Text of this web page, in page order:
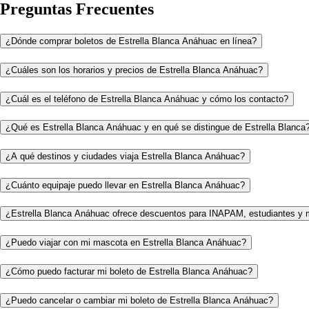
Preguntas Frecuentes
¿Dónde comprar boletos de Estrella Blanca Anáhuac en línea?
¿Cuáles son los horarios y precios de Estrella Blanca Anáhuac?
¿Cuál es el teléfono de Estrella Blanca Anáhuac y cómo los contacto?
¿Qué es Estrella Blanca Anáhuac y en qué se distingue de Estrella
¿A qué destinos y ciudades viaja Estrella Blanca Anáhuac?
¿Cuánto equipaje puedo llevar en Estrella Blanca Anáhuac?
¿Estrella Blanca Anáhuac ofrece descuentos para INAPAM, estudiantes y
¿Puedo viajar con mi mascota en Estrella Blanca Anáhuac?
¿Cómo puedo facturar mi boleto de Estrella Blanca Anáhuac?
¿Puedo cancelar o cambiar mi boleto de Estrella Blanca Anáhuac?